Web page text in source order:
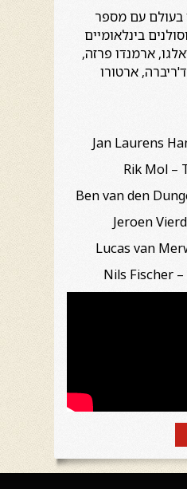
בעולם עם מספר
בינלאומיים
ארמנדו פרזה,
ד'ריברה, ארטורו
Jan Laurens
Rik Mol –
Ben van den
Jeroen
Lucas van
Nils Fischer